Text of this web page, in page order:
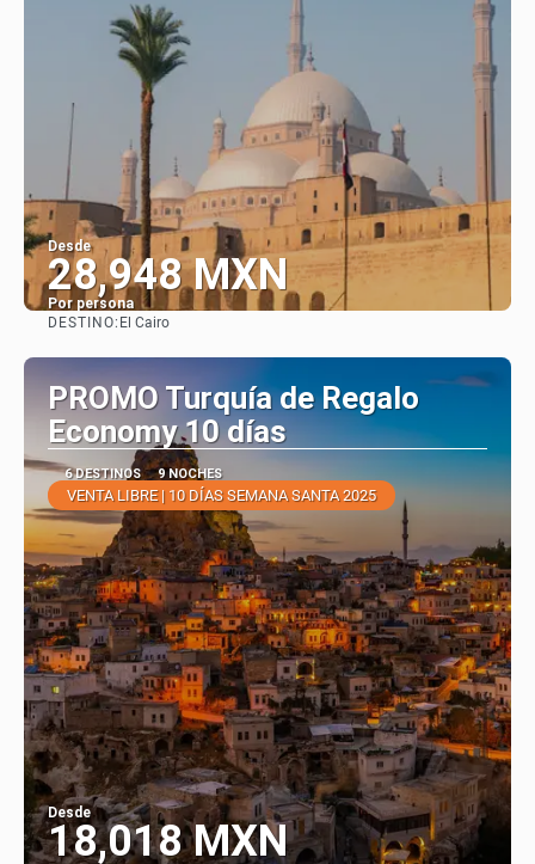
Desde
28,948 MXN
Por persona
DESTINO: El Cairo
PROMO Turquía de Regalo
Economy 10 días
6 DESTINOS 9 NOCHES
VENTA LIBRE | 10 DÍAS SEMANA SANTA 2025
Desde
18,018 MXN